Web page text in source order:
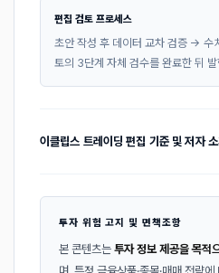
편집 검토 프로세스
초안 작성 후 데이터 교차 검증 → 수
토의 3단계 자체 검수를 완료한 뒤
이클립스 트레이딩 편집 기준 및 저자
투자 위험 고지 및 면책조항
본 콘텐츠는 투자 정보 제공을 목적